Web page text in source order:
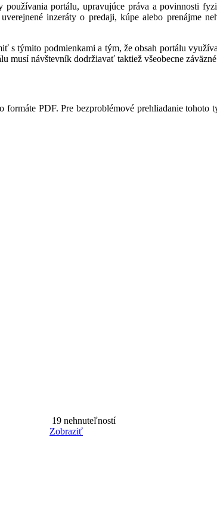
portálu, upravujúce práva a povinnosti
inzeráty o predaji, kúpe alebo prenájme
s týmito podmienkami a tým, že obsah portálu
návštevník dodržiavať taktiež všeobecne
PDF. Pre bezproblémové prehliadanie
19nehnuteľností
Zobraziť